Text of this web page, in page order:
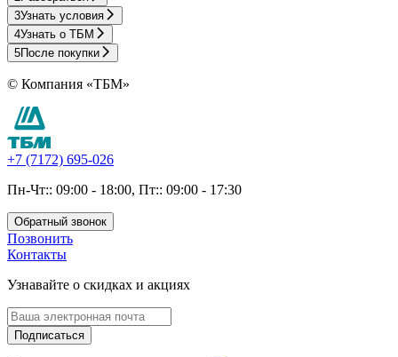
3Узнать условия
4Узнать о ТБМ
5После покупки
© Компания «ТБМ»
+7 (7172) 695-026
Пн-Чт:: 09:00 - 18:00, Пт:: 09:00 - 17:30
Обратный звонок
Позвонить
Контакты
Узнавайте о скидках и акциях
Подписаться